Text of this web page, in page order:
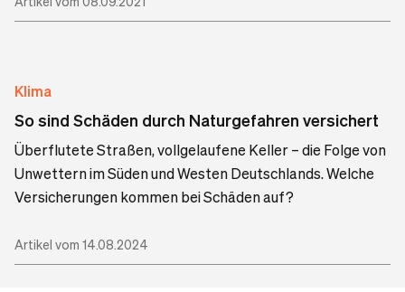
Klima
So sind Schäden durch Naturgefahren versichert
Überflutete Straßen, vollgelaufene Keller – die Folge von
Unwettern im Süden und Westen Deutschlands. Welche
Versicherungen kommen bei Schäden auf?
Artikel vom 14.08.2024